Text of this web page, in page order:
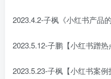
2023.4.2-子枫《小红书产品
2023.5.12-子鹏【小红书蹭热
2023.5.23-子枫【小红书案例